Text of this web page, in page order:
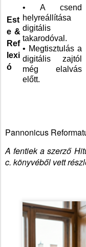
Est
e &
Ref
lexi
ó
• A csend
helyreállítása
digitális
takarodóval.
• Megtisztulás a
digitális zajtól
még elalvás
előtt.
Pannonicus
A fentiek a szerző
c. könyvéből vett